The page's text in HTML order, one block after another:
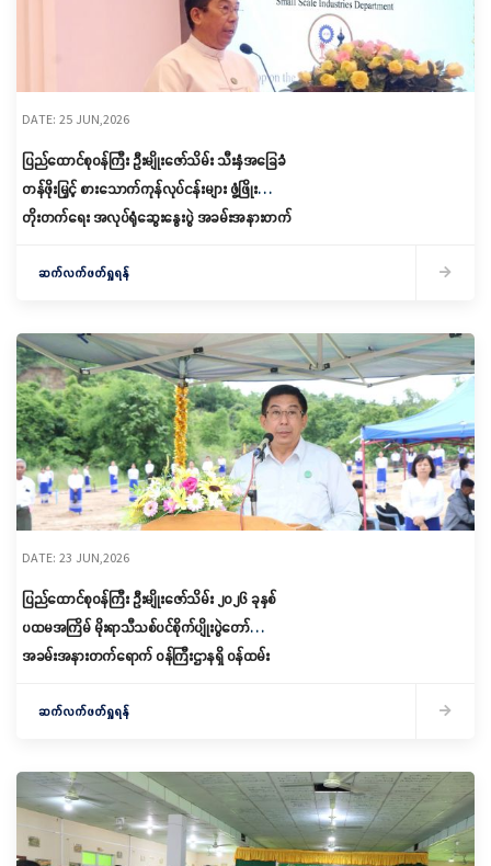
DATE: 25 JUN,2026
ပြည်ထောင်စုဝန်ကြီး ဦးမျိုးဇော်သိမ်း သီးနှံအခြေခံ
တန်ဖိုးမြှင့် စားသောက်ကုန်လုပ်ငန်းများ ဖွံ့ဖြိုး
တိုးတက်ရေး အလုပ်ရုံဆွေးနွေးပွဲ အခမ်းအနားတက်
ဆက်လက်ဖတ်ရှုရန်
DATE: 23 JUN,2026
ပြည်ထောင်စုဝန်ကြီး ဦးမျိုးဇော်သိမ်း ၂၀၂၆ ခုနှစ်
ပထမအကြိမ် မိုးရာသီသစ်ပင်စိုက်ပျိုးပွဲတော်
အခမ်းအနားတက်ရောက် ဝန်ကြီးဌာနရှိ ဝန်ထမ်း
စာရေးကိရိယာများ ထောက်ပံ့ပေးအပ်
ဆက်လက်ဖတ်ရှုရန်